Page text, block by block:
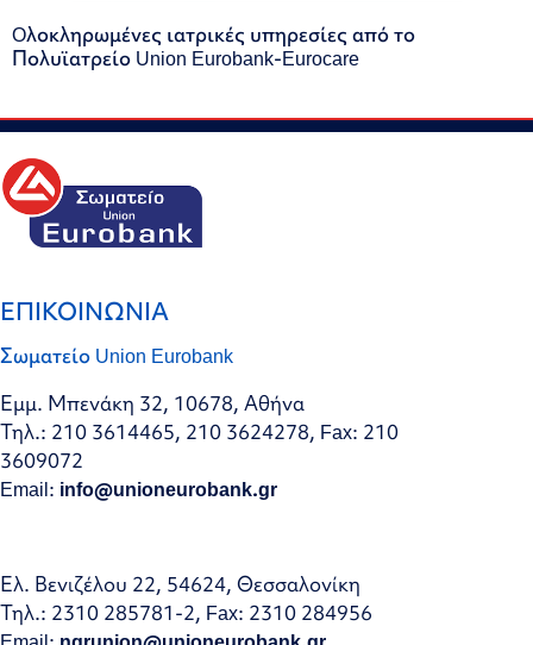
Oλοκληρωμένες ιατρικές υπηρεσίες από το
Πολυϊατρείο Union Eurobank-Eurocare
ΕΠΙΚΟΙΝΩΝΙΑ
Σωματείο Union Eurobank
Εμμ. Μπενάκη 32, 10678, Αθήνα
Τηλ.: 210 3614465, 210 3624278, Fax: 210
3609072
Email: info@unioneurobank.gr
Ελ. Βενιζέλου 22, 54624, Θεσσαλονίκη
Τηλ.: 2310 285781-2, Fax: 2310 284956